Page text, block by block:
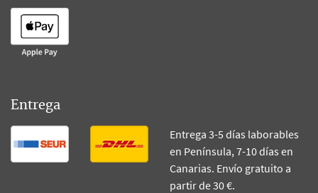
Entrega
Entrega 3-5 días laborables
en Península, 7-10 días en
Canarias. Envío gratuito a
partir de 30 €.